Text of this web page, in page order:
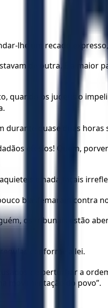
lhe um recado
de outra. E a maior
os judeus o
quase duas horas
efésios! Quem,
e nada façais
blasfemaram contra
os tribunais estão
conforme a lei.
de perturbar a
movimentação do povo”.